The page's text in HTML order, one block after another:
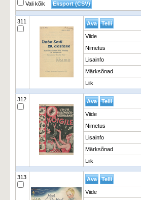
Vali kõik
311
Viide
Nimetus
Lisainfo
Märksõnad
Liik
312
Viide
Nimetus
Lisainfo
Märksõnad
Liik
313
Viide